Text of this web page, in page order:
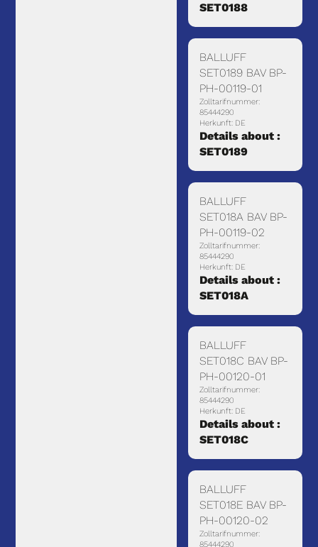
SET0188
BALLUFF
SET0189 BAV BP-
PH-00119-01
Zolltarifnummer:
85444290
Herkunft: DE
Details about :
SET0189
BALLUFF
SET018A BAV BP-
PH-00119-02
Zolltarifnummer:
85444290
Herkunft: DE
Details about :
SET018A
BALLUFF
SET018C BAV BP-
PH-00120-01
Zolltarifnummer:
85444290
Herkunft: DE
Details about :
SET018C
BALLUFF
SET018E BAV BP-
PH-00120-02
Zolltarifnummer:
85444290